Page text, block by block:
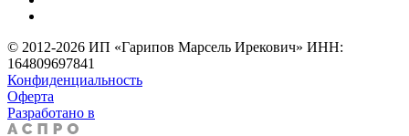
© 2012-2026 ИП «Гарипов Марсель Ирекович» ИНН:
164809697841
Конфиденциальность
Оферта
Разработано в